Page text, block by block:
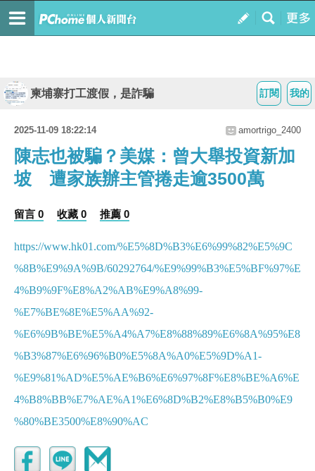
我的
訂閱
柬埔寨打工渡假，是詐騙
2025-11-09 18:22:14 amortrigo_2400
陳志也被騙？美媒：曾大舉投資新加
坡 遭家族辦主管捲走逾3500萬
留言 0 收藏 0 推薦 0
https://www.hk01.com/%E5%8D%B3%E6%99%82%E5%9C
%8B%E9%9A%9B/60292764/%E9%99%B3%E5%BF%97%E
4%B9%9F%E8%A2%AB%E9%A8%99-
%E7%BE%8E%E5%AA%92-
%E6%9B%BE%E5%A4%A7%E8%88%89%E6%8A%95%E8
%B3%87%E6%96%B0%E5%8A%A0%E5%9D%A1-
%E9%81%AD%E5%AE%B6%E6%97%8F%E8%BE%A6%E
4%B8%BB%E7%AE%A1%E6%8D%B2%E8%B5%B0%E9
%80%BE3500%E8%90%AC